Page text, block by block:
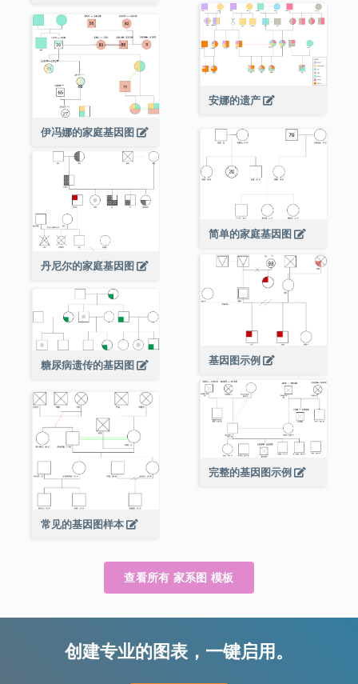
安娜的遗产
伊冯娜的家庭基因图
简单的家庭基因图
丹尼尔的家庭基因图
基因图示例
糖尿病遗传的基因图
完整的基因图示例
常见的基因图样本
查看所有 家系图 模板
创建专业的图表，一键启用。